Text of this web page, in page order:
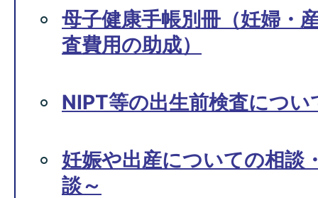
母子健康手帳別冊（妊婦・
査費用の助成）
NIPT等の出生前検査につ
妊娠や出産についての相談
談～